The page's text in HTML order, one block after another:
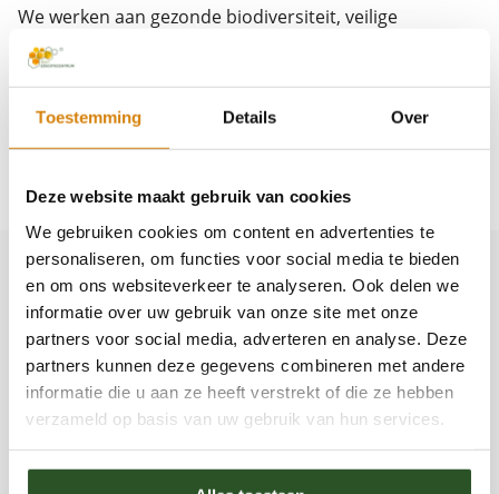
Toestemming Details Over
Deze website maakt gebruik van cookies
We gebruiken cookies om content en advertenties te
personaliseren, om functies voor social media te bieden
en om ons websiteverkeer te analyseren. Ook delen we
informatie over uw gebruik van onze site met onze
partners voor social media, adverteren en analyse. Deze
partners kunnen deze gegevens combineren met andere
informatie die u aan ze heeft verstrekt of die ze hebben
verzameld op basis van uw gebruik van hun services.
We werken aan gezonde biodiversiteit, veilige
leefgebieden voor bijen en hommels, en aan meer
bewustwording bij jong en oud.
Geef deze kerst de toekomst kleur, voor bijen, voor de
Robin Peeters - Projectleider
6 artikelen Bekijk profiel
Robin Peeters is projectleider en marketeer bij de